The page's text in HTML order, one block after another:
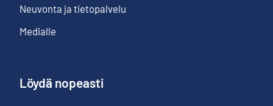
Neuvonta ja tietopalvelu
Medialle
Löydä nopeasti